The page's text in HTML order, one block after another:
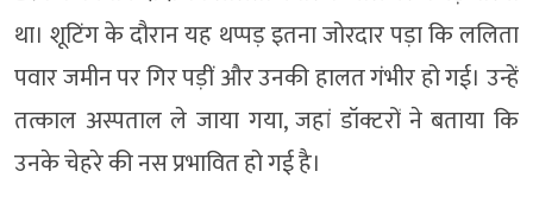
था। शूटिंग के दौरान यह थप्पड़ इतना जोरदार पड़ा कि ललिता
पवार जमीन पर गिर पड़ीं और उनकी हालत गंभीर हो गई। उन्हें
तत्काल अस्पताल ले जाया गया, जहां डॉक्टरों ने बताया कि
उनके चेहरे की नस प्रभावित हो गई है।